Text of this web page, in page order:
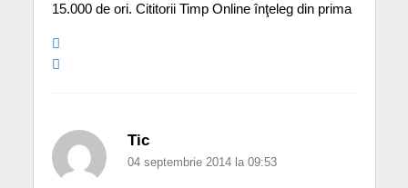
15.000 de ori. Cititorii Timp Online înţeleg din prima
Tic
04 septembrie 2014 la 09:53